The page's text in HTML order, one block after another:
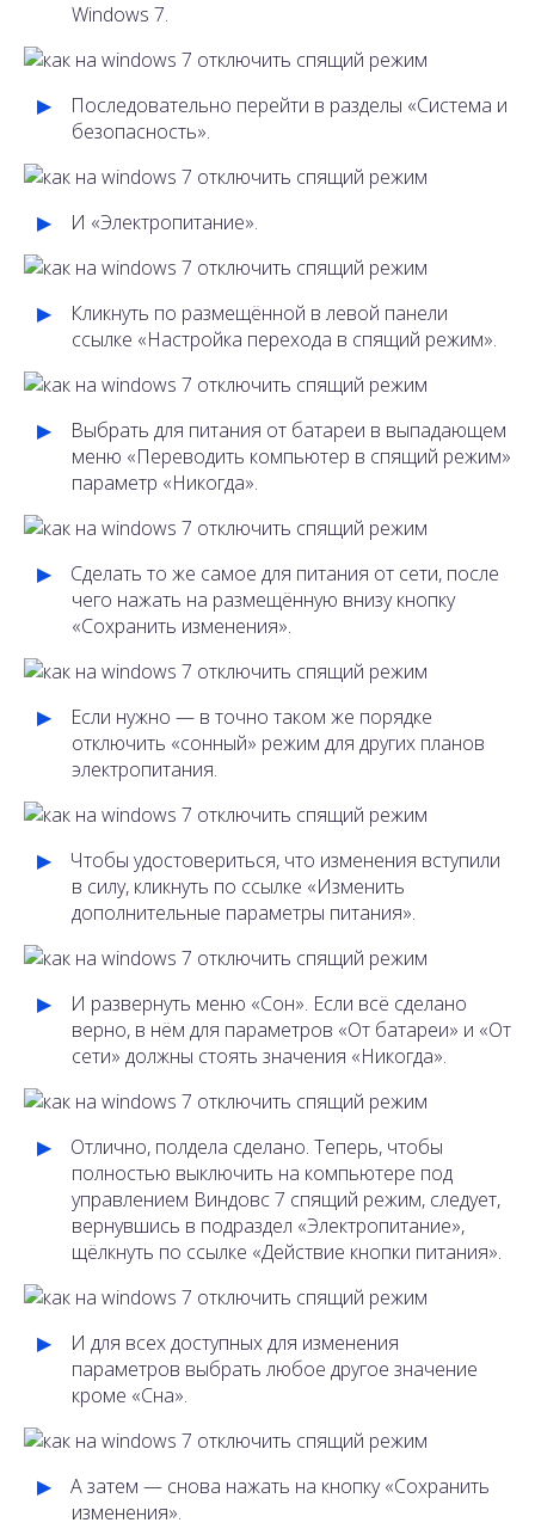
Windows 7.
Последовательно перейти в разделы «Система и
безопасность».
И «Электропитание».
Кликнуть по размещённой в левой панели
ссылке «Настройка перехода в спящий режим».
Выбрать для питания от батареи в выпадающем
меню «Переводить компьютер в спящий режим»
параметр «Никогда».
Сделать то же самое для питания от сети, после
чего нажать на размещённую внизу кнопку
«Сохранить изменения».
Если нужно — в точно таком же порядке
отключить «сонный» режим для других планов
электропитания.
Чтобы удостовериться, что изменения вступили
в силу, кликнуть по ссылке «Изменить
дополнительные параметры питания».
И развернуть меню «Сон». Если всё сделано
верно, в нём для параметров «От батареи» и «От
сети» должны стоять значения «Никогда».
Отлично, полдела сделано. Теперь, чтобы
полностью выключить на компьютере под
управлением Виндовс 7 спящий режим, следует,
вернувшись в подраздел «Электропитание»,
щёлкнуть по ссылке «Действие кнопки питания».
И для всех доступных для изменения
параметров выбрать любое другое значение
кроме «Сна».
А затем — снова нажать на кнопку «Сохранить
изменения».